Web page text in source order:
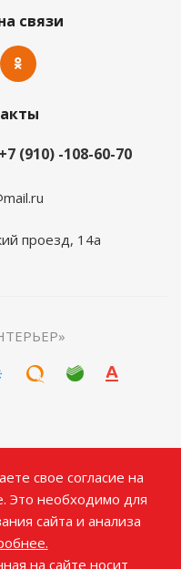
связи
(910) -108-60-70
проезд, 14а
свое согласие на
Это необходимо для
сайта и анализа
на сайте носит